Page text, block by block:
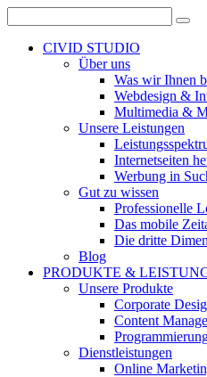
CIVID STUDIO
Über uns
Was wir Ihnen
Webdesign &
Multimedia &
Unsere Leistungen
Internetseiten
Werbung in
Gut zu wissen
Professionelle
Das mobile
Die dritte
Blog
PRODUKTE &
Unsere Produkte
Corporate
Content
Dienstleistungen
Online